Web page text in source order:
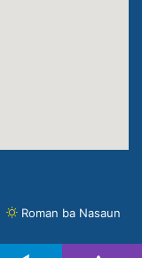
Roman ba Nasaun